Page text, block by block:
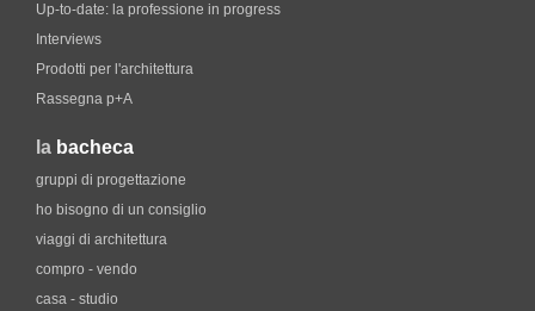
Up-to-date: la professione in progress
Interviews
Prodotti per l'architettura
Rassegna p+A
la bacheca
gruppi di progettazione
ho bisogno di un consiglio
viaggi di architettura
compro - vendo
casa - studio